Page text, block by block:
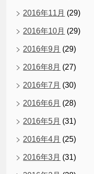
2016年11月 (29)
2016年10月 (29)
2016年9月 (29)
2016年8月 (27)
2016年7月 (30)
2016年6月 (28)
2016年5月 (31)
2016年4月 (25)
2016年3月 (31)